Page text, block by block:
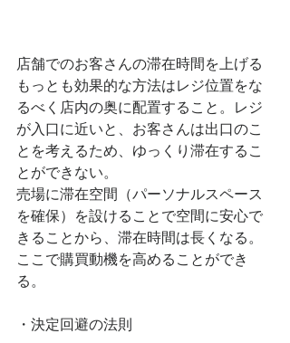
店舗でのお客さんの滞在時間を上げる
もっとも効果的な方法はレジ位置をな
るべく店内の奥に配置すること。レジ
が入口に近いと、お客さんは出口のこ
とを考えるため、ゆっくり滞在するこ
とができない。
売場に滞在空間（パーソナルスペース
を確保）を設けることで空間に安心で
きることから、滞在時間は長くなる。
ここで購買動機を高めることができ
る。
・決定回避の法則